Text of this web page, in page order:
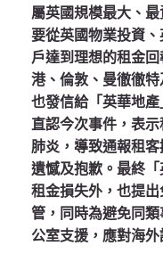
屬英國規模最大、
要從英國物業投資
戶達到理想的租金
港、倫敦、曼徹徹
也發信給「英華地
直認今次事件，表
肺炎，導致通報租
遺憾及抱歉。最終
租金損失外，也提
管，同時為避免同
公室支援，應對海外